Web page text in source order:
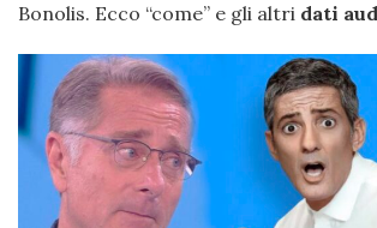
Bonolis. Ecco “come” e gli altri dati